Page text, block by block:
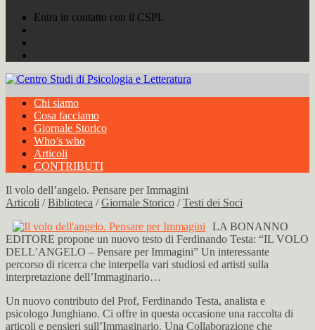
Entra in contatto con il CSPL
Chi siamo
Cosa facciamo
Giornale Storico
Who’s who
Articoli
CONTRIBUTI
Il volo dell’angelo. Pensare per Immagini
Articoli /Biblioteca /Giornale Storico /Testi dei Soci
LA BONANNO
EDITORE propone un nuovo testo di Ferdinando Testa: “IL VOLO
DELL’ANGELO – Pensare per Immagini” Un interessante
percorso di ricerca che interpella vari studiosi ed artisti sulla
interpretazione dell’Immaginario…
Un nuovo contributo del Prof, Ferdinando Testa, analista e
psicologo Junghiano. Ci offre in questa occasione una raccolta di
articoli e pensieri sull’Immaginario. Una Collaborazione che